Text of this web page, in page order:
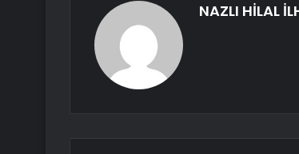
NAZLI HİLAL